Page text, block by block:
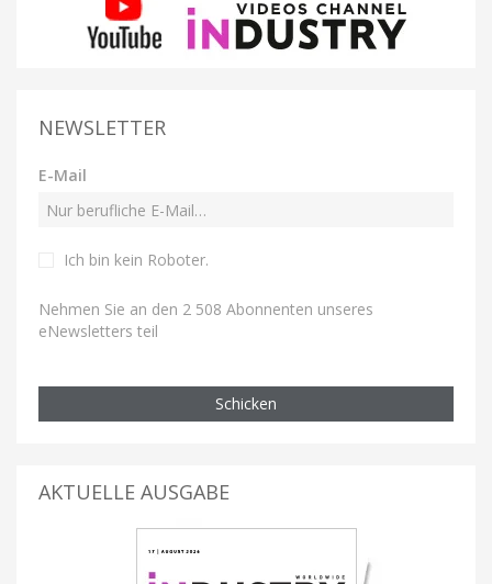
NEWSLETTER
E-Mail
Ich bin kein Roboter.
Nehmen Sie an den 2 508 Abonnenten unseres
eNewsletters teil
Schicken
AKTUELLE AUSGABE